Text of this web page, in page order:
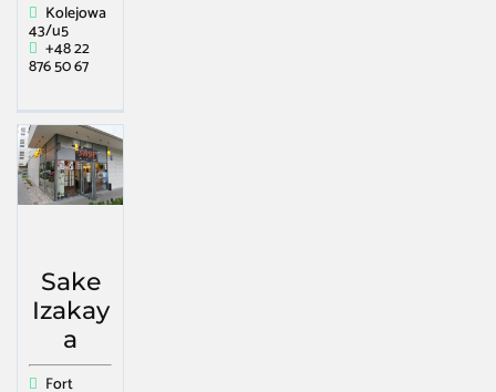
Kolejowa
43/u5
+48 22
876 50 67
Sake
Izakay
a
Fort